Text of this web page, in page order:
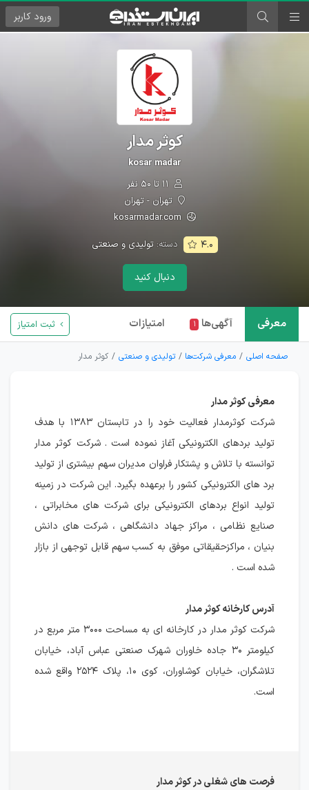
ورود کاربر
کوثر مدار
kosar madar
تهران - تهران
kosarmadar.com
۴.۰ دسته:تولیدی و صنعتی
دنبال کنید
معرفی آگهی‌ها ۱ امتیازات ثبت امتیاز
صفحه اصلی معرفی شرکت‌ها تولیدی و صنعتی کوثر مدار
معرفی کوثر مدار
شرکت کوثرمدار فعالیت خود را در تابستان ۱۳۸۳ با هدف
تولید بردهای الکترونیکی آغاز نموده است . شرکت کوثر مدار
توانسته با تلاش و پشتکار فراوان مدیران سهم بیشتری از تولید
برد های الکترونیکی کشور را برعهده بگیرد. این شرکت در زمینه
تولید انواع بردهای الکترونیکی برای شرکت های مخابراتی ،
صنایع نظامی ، مراکز جهاد دانشگاهی ، شرکت های دانش
بنیان ، مراکزحقیقاتی موفق به کسب سهم قابل توجهی از بازار
شده است .
آدرس کارخانه کوثر مدار
شرکت کوثر مدار در کارخانه ای به مساحت ۳۰۰۰ متر مربع در
کیلومتر ۳۰ جاده خاوران شهرک صنعتی عباس آباد، خیابان
تلاشگران، خیابان کوشاوران، کوی ۱۰، پلاک ۲۵۲۴ واقع شده
است.
فرصت های شغلی در کوثر مدار